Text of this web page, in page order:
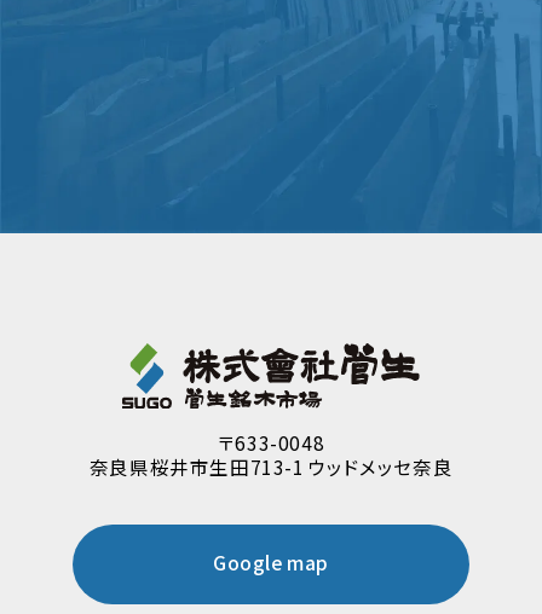
〒633-0048
奈良県桜井市生田713-1 ウッドメッセ奈良
Google map